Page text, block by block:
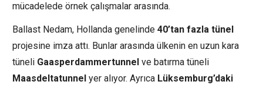
mücadelede örnek çalışmalar arasında.
Ballast Nedam, Hollanda genelinde 40’tan fazla tünel
projesine imza attı. Bunlar arasında ülkenin en uzun kara
tüneli Gaasperdammertunnel ve batırma tüneli
Maasdeltatunnel yer alıyor. Ayrıca Lüksemburg’daki